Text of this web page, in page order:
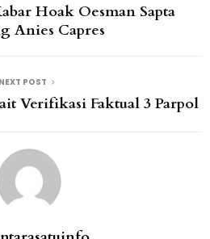
Hoak Oesman Sapta
Anies Capres
NEXT POST
Verifikasi Faktual 3 Parpol